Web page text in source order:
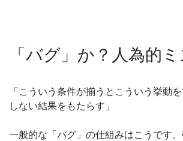
「バグ」か？人為的
「こういう条件が揃うとこういう挙動
しない結果をもたらす」
一般的な「バグ」の仕組みはこうです